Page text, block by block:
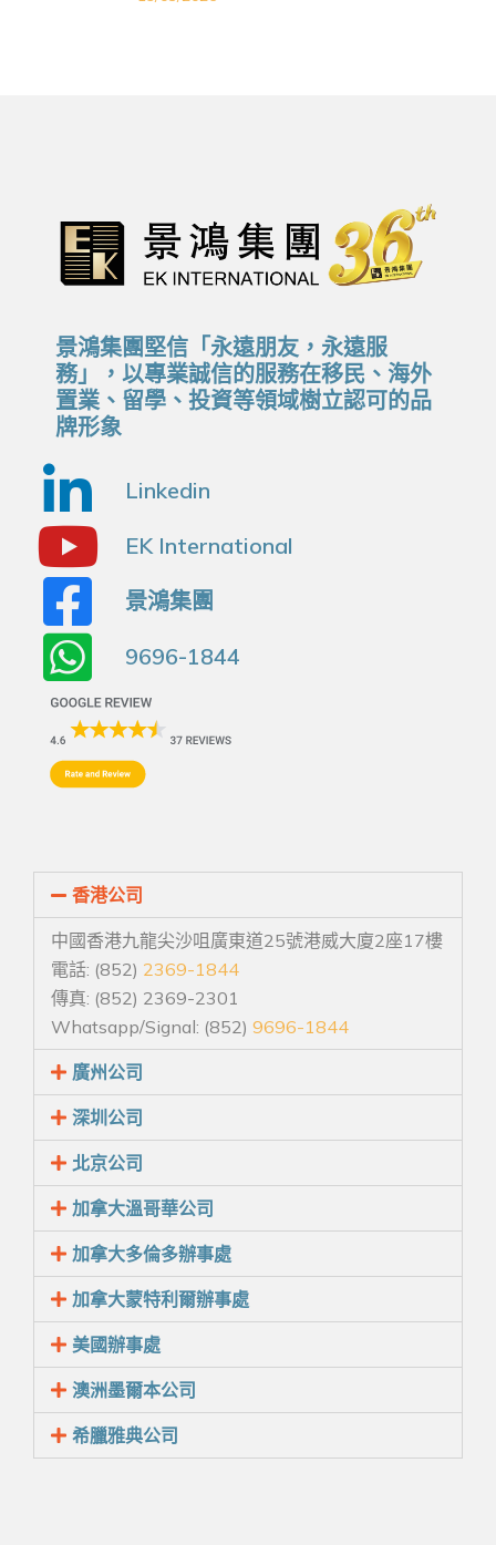
景鴻集團堅信「永遠朋友，永遠服
務」，以專業誠信的服務在移民、海外
置業、留學、投資等領域樹立認可的品
牌形象
Linkedin
EK International
景鴻集團
9696-1844
香港公司
中國香港九龍尖沙咀廣東道25號港威大廈2座17樓
電話: (852) 2369-1844
傳真: (852) 2369-2301
Whatsapp/Signal: (852) 9696-1844
廣州公司
深圳公司
北京公司
加拿大溫哥華公司
加拿大多倫多辦事處
加拿大蒙特利爾辦事處
美國辦事處
澳洲墨爾本公司
希臘雅典公司